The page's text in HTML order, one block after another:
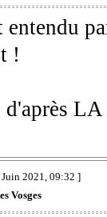
entendu
!
d'après
2021, 09:32 ]
Vosges